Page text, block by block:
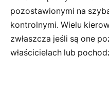
pozostawionymi na
kontrolnymi. Wielu
zwłaszcza jeśli są one
właścicielach lub